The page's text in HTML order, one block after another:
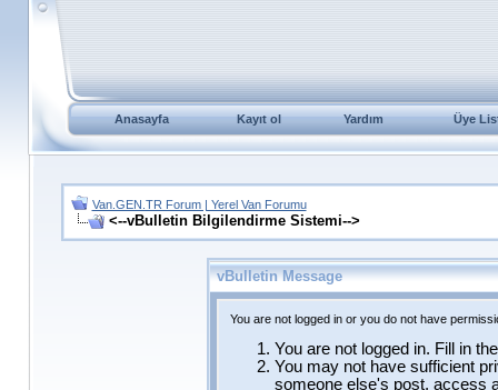
Anasayfa Kayıt ol Yardım Üye
Van.GEN.TR Forum | Yerel Van Forumu
<--vBulletin Bilgilendirme Sistemi-->
vBulletin Message
You are not logged in or you do not have
You are not logged in. Fill in
You may not have sufficient
someone else's post, access